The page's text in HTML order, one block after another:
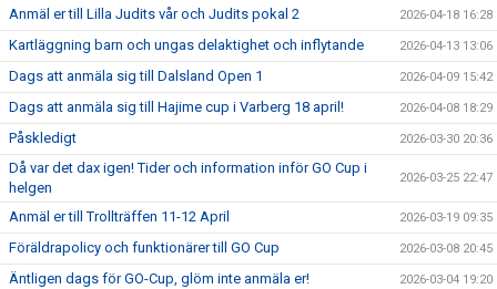
Anmäl er till Lilla Judits vår och Judits pokal 2 2026-04-18 16:28
Kartläggning barn och ungas delaktighet och inflytande 2026-04-13 13:06
Dags att anmäla sig till Dalsland Open 1 2026-04-09 15:42
Dags att anmäla sig till Hajime cup i Varberg 18 april! 2026-04-08 18:29
Påskledigt 2026-03-30 20:36
Då var det dax igen! Tider och information inför GO Cup i
helgen
2026-03-25 22:47
Anmäl er till Trollträffen 11-12 April 2026-03-19 09:35
Föräldrapolicy och funktionärer till GO Cup 2026-03-08 20:45
Äntligen dags för GO-Cup, glöm inte anmäla er! 2026-03-04 19:20